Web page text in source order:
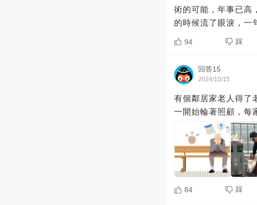
術的可能，年事已高
的時候流了眼淚，一
94 踩
回答15
2024/10/15
有個鄰居家老人得了
一開始輪著照顧，每
84 踩